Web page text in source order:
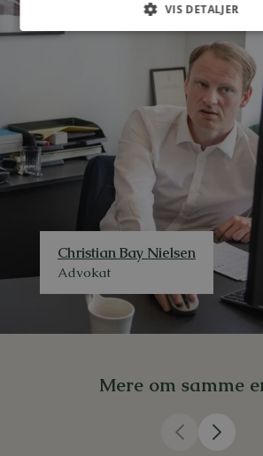
Christian Bay Nielsen
Advokat
Mere om samme
VIS DETALJER